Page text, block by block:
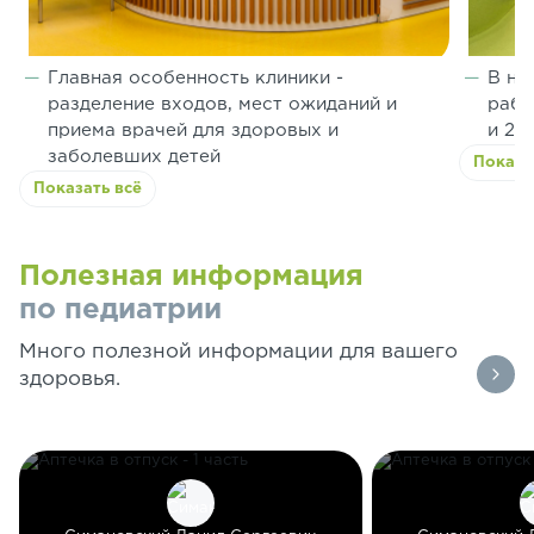
Главная особенность клиники -
разделение входов, мест ожиданий и
приема врачей для здоровых и
заболевших детей
Показать всё
В
и 2
Полезная информация
по педиатрии
Много полезной информации для вашего
здоровья.